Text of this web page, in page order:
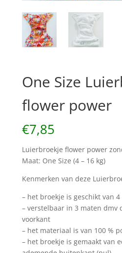
One Size
flower power
€7,85
Luierbroekje flower power
Maat: One Size (4 – 16 kg)
Kenmerken van deze
– het broekje is geschikt van 4
– verstelbaar in 3 maten dmv
voorkant
– het materiaal is van 100 %
– het broekje is gemaakt van